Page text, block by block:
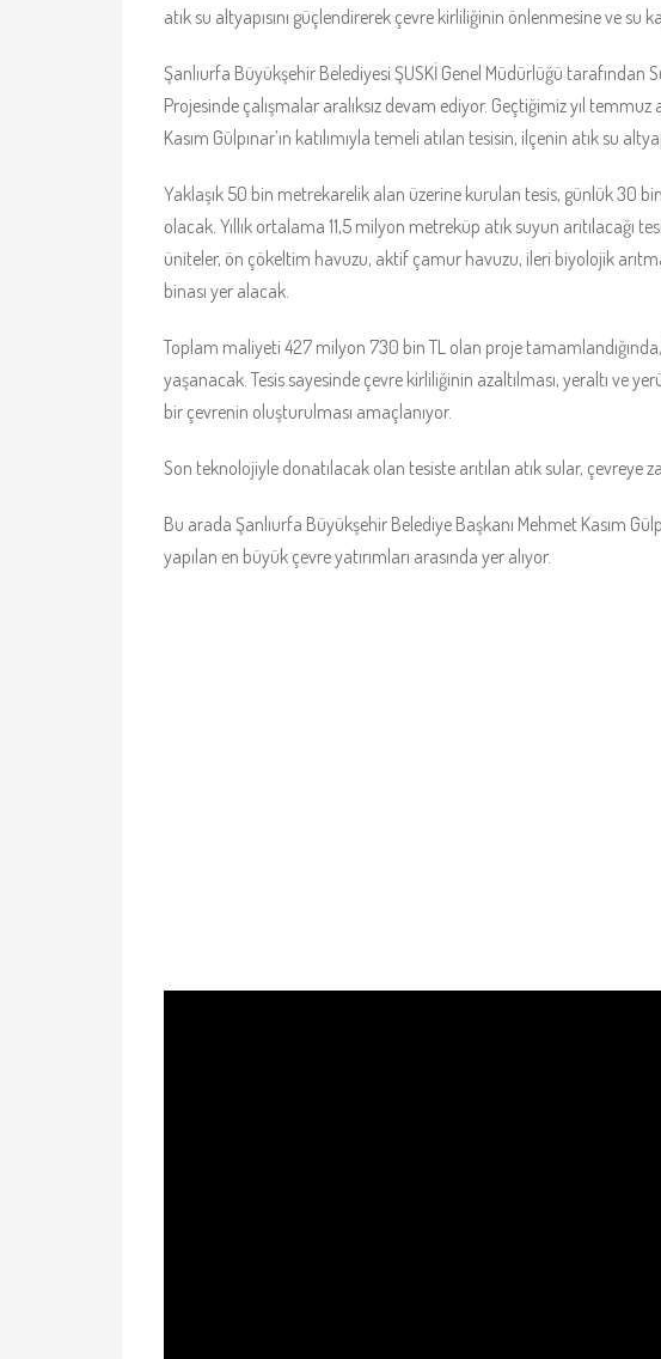
atık su altyapısını güçlendirerek çevre kirliliğinin önlenmesine ve su
Şanlıurfa Büyükşehir Belediyesi ŞUSKİ Genel Müdürlüğü tarafından
Projesinde çalışmalar aralıksız devam ediyor. Geçtiğimiz yıl
Kasım Gülpınar’ın katılımıyla temeli atılan tesisin, ilçenin atık su
Yaklaşık 50 bin metrekarelik alan üzerine kurulan tesis, günlük 30
olacak. Yıllık ortalama 11,5 milyon metreküp atık suyun arıtılacağı
üniteler, ön çökeltim havuzu, aktif çamur havuzu, ileri biyolojik
binası yer alacak.
Toplam maliyeti 427 milyon 730 bin TL olan proje
yaşanacak. Tesis sayesinde çevre kirliliğinin azaltılması, yeraltı ve
bir çevrenin oluşturulması amaçlanıyor.
Son teknolojiyle donatılacak olan tesiste arıtılan atık sular, çevreye
Bu arada Şanlıurfa Büyükşehir Belediye Başkanı Mehmet Kasım
yapılan en büyük çevre yatırımları arasında yer alıyor.